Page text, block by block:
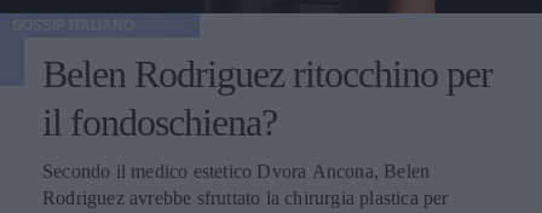
Belen Rodriguez ritocchino per
il fondoschiena?
Secondo il medico estetico Dvora Ancona, Belen
Rodriguez avrebbe sfruttato la chirurgia plastica per